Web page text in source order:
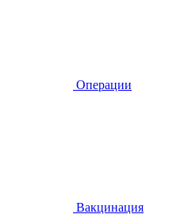
Операции
Вакцинация